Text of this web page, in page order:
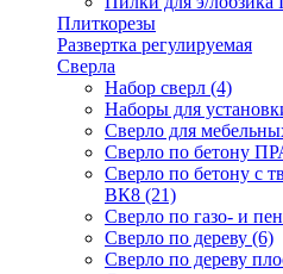
Плиткорезы
Развертка регулируемая
Сверла
Набор сверл (4)
Наборы для
Сверло для
Сверло по бетону
Сверло по бетону с
ВК8 (21)
Сверло по газо- и
Сверло по дереву (6)
Сверло по дереву